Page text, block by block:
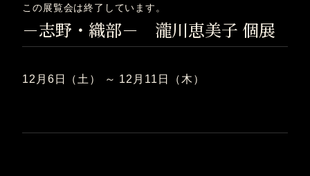
この展覧会は終了しています。
－志野・織部－ 瀧川恵美子 個展
12月6日（土） ～ 12月11日（木）